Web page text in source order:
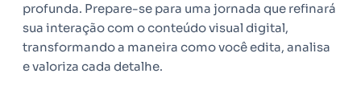
profunda. Prepare-se para uma jornada que refinará
sua interação com o conteúdo visual digital,
transformando a maneira como você edita, analisa
e valoriza cada detalhe.